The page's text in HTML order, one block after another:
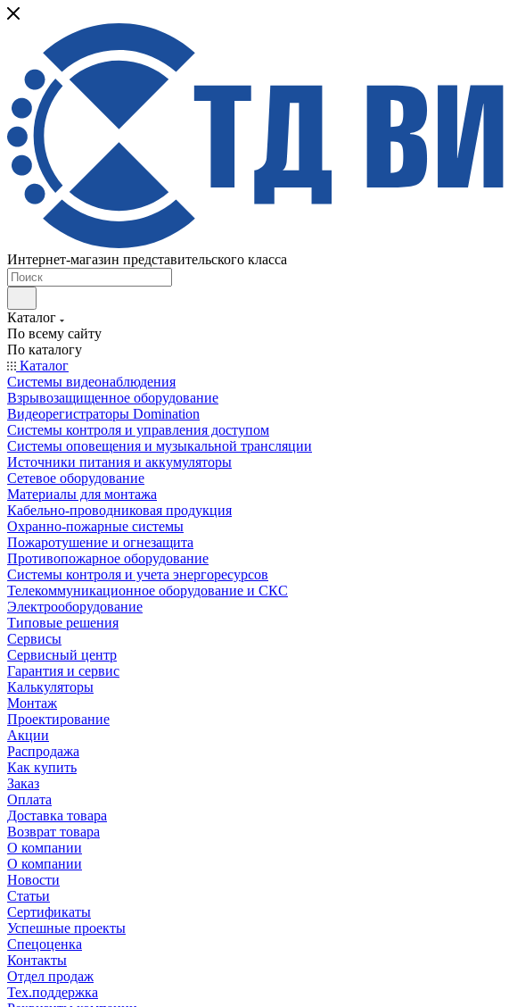
Интернет-магазин представительского класса
Каталог
По всему сайту
По каталогу
Каталог
Системы видеонаблюдения
Взрывозащищенное оборудование
Видеорегистраторы Domination
Системы контроля и управления доступом
Системы оповещения и музыкальной трансляции
Источники питания и аккумуляторы
Сетевое оборудование
Материалы для монтажа
Кабельно-проводниковая продукция
Охранно-пожарные системы
Пожаротушение и огнезащита
Противопожарное оборудование
Системы контроля и учета энергоресурсов
Телекоммуникационное оборудование и СКС
Электрооборудование
Типовые решения
Сервисы
Сервисный центр
Гарантия и сервис
Калькуляторы
Монтаж
Проектирование
Акции
Распродажа
Как купить
Заказ
Оплата
Доставка товара
Возврат товара
О компании
О компании
Новости
Статьи
Сертификаты
Успешные проекты
Спецоценка
Контакты
Отдел продаж
Тех.поддержка